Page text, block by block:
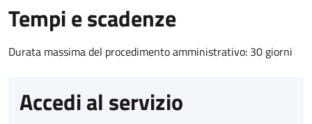
Tempi e scadenze
Durata massima del procedimento amministrativo: 30 giorni
Accedi al servizio